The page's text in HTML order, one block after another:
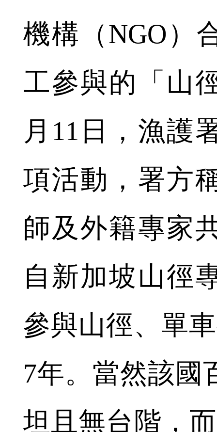
機構（NGO）
工參與的「山
月11日，漁護
項活動，署方
師及外籍專家
自新加坡山徑
參與山徑、單
7年。當然該國
坦且無台階，